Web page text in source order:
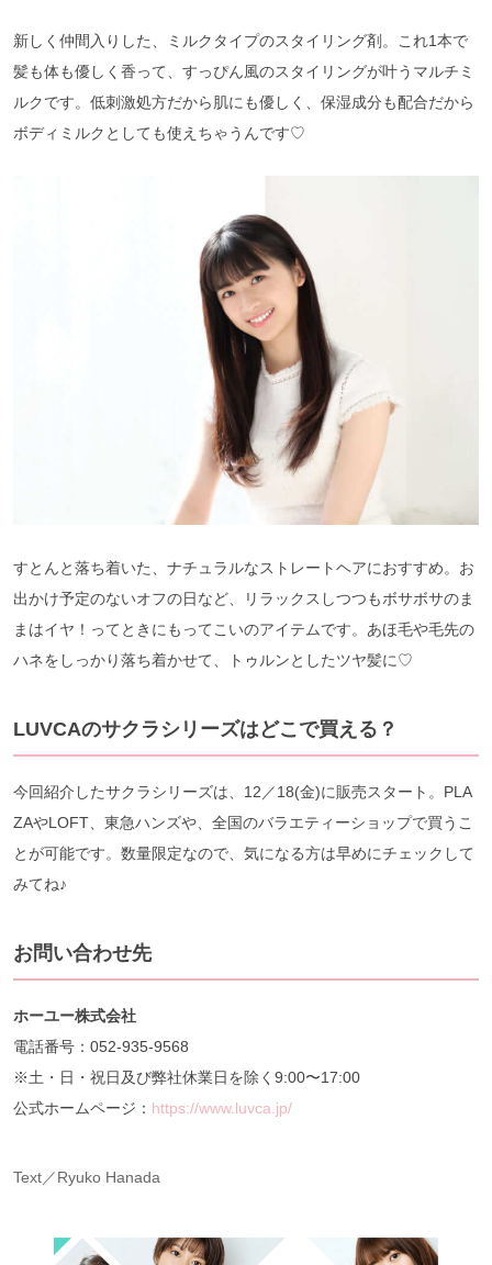
新しく仲間入りした、ミルクタイプのスタイリング剤。これ1本で
髪も体も優しく香って、すっぴん風のスタイリングが叶うマルチミ
ルクです。低刺激処方だから肌にも優しく、保湿成分も配合だから
ボディミルクとしても使えちゃうんです♡
すとんと落ち着いた、ナチュラルなストレートヘアにおすすめ。お
出かけ予定のないオフの日など、リラックスしつつもボサボサのま
まはイヤ！ってときにもってこいのアイテムです。あほ毛や毛先の
ハネをしっかり落ち着かせて、トゥルンとしたツヤ髪に♡
LUVCAのサクラシリーズはどこで買える？
今回紹介したサクラシリーズは、12／18(金)に販売スタート。PLA
ZAやLOFT、東急ハンズや、全国のバラエティーショップで買うこ
とが可能です。数量限定なので、気になる方は早めにチェックして
みてね♪
お問い合わせ先
ホーユー株式会社
電話番号：052-935-9568
※土・日・祝日及び弊社休業日を除く9:00〜17:00
公式ホームページ： https://www.luvca.jp/
Text／Ryuko Hanada